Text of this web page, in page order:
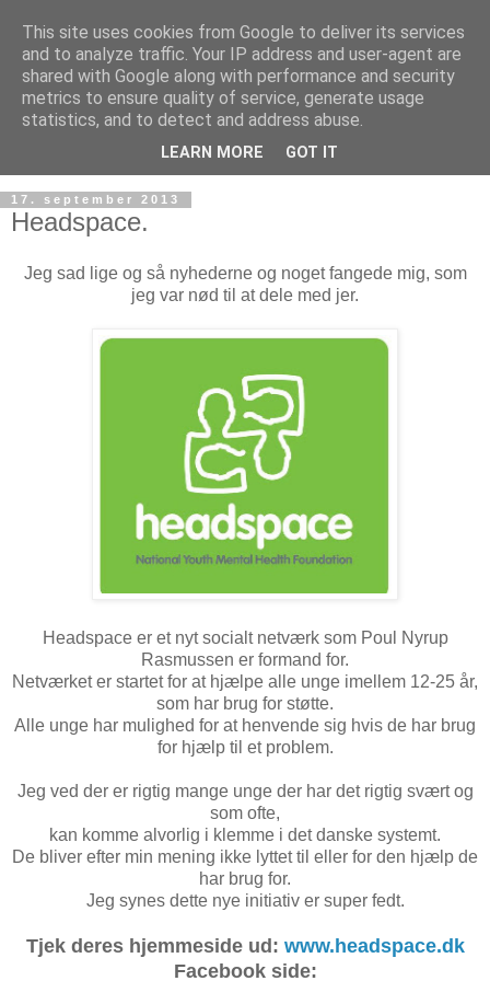
17. september 2013
Headspace.
Jeg sad lige og så nyhederne og noget fangede mig, som
jeg var nød til at dele med jer.
Headspace er et nyt socialt netværk som Poul Nyrup
Rasmussen er formand for.
Netværket er startet for at hjælpe alle unge imellem 12-25 år,
som har brug for støtte.
Alle unge har mulighed for at henvende sig hvis de har brug
for hjælp til et problem.
Jeg ved der er rigtig mange unge der har det rigtig svært og
som ofte,
kan komme alvorlig i klemme i det danske systemt.
De bliver efter min mening ikke lyttet til eller for den hjælp de
har brug for.
Jeg synes dette nye initiativ er super fedt.
Tjek deres hjemmeside ud: www.headspace.dk
Facebook side:
This site uses cookies from Google to deliver its services
and to analyze traffic. Your IP address and user-agent are
shared with Google along with performance and security
metrics to ensure quality of service, generate usage
statistics, and to detect and address abuse.
LEARN MORE GOT IT